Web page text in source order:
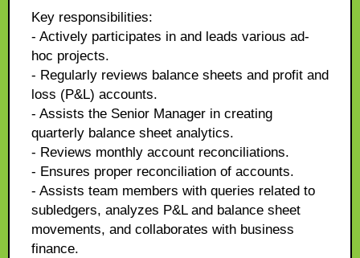
Key responsibilities:
- Actively participates in and leads various ad-
hoc projects.
- Regularly reviews balance sheets and profit and
loss (P&L) accounts.
- Assists the Senior Manager in creating
quarterly balance sheet analytics.
- Reviews monthly account reconciliations.
- Ensures proper reconciliation of accounts.
- Assists team members with queries related to
subledgers, analyzes P&L and balance sheet
movements, and collaborates with business
finance.